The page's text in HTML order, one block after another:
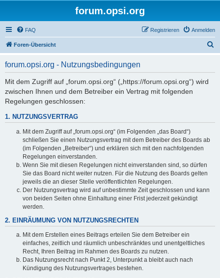
forum.opsi.org
FAQ Anmelden
Registrieren
Foren-Übersicht
forum.opsi.org - Nutzungsbedingungen
Mit dem Zugriff auf „forum.opsi.org“ („https://forum.opsi.org“) wird
zwischen Ihnen und dem Betreiber ein Vertrag mit folgenden
Regelungen geschlossen:
1. NUTZUNGSVERTRAG
Mit dem Zugriff auf „forum.opsi.org“ (im Folgenden „das Board“)
schließen Sie einen Nutzungsvertrag mit dem Betreiber des Boards ab
(im Folgenden „Betreiber“) und erklären sich mit den nachfolgenden
Regelungen einverstanden.
Wenn Sie mit diesen Regelungen nicht einverstanden sind, so dürfen
Sie das Board nicht weiter nutzen. Für die Nutzung des Boards gelten
jeweils die an dieser Stelle veröffentlichten Regelungen.
Der Nutzungsvertrag wird auf unbestimmte Zeit geschlossen und kann
von beiden Seiten ohne Einhaltung einer Frist jederzeit gekündigt
werden.
2. EINRÄUMUNG VON NUTZUNGSRECHTEN
Mit dem Erstellen eines Beitrags erteilen Sie dem Betreiber ein
einfaches, zeitlich und räumlich unbeschränktes und unentgeltliches
Recht, Ihren Beitrag im Rahmen des Boards zu nutzen.
Das Nutzungsrecht nach Punkt 2, Unterpunkt a bleibt auch nach
Kündigung des Nutzungsvertrages bestehen.